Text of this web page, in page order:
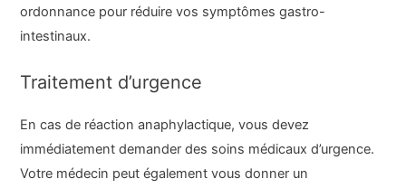
ordonnance pour réduire vos symptômes gastro-
intestinaux.
Traitement d’urgence
En cas de réaction anaphylactique, vous devez
immédiatement demander des soins médicaux d’urgence.
Votre médecin peut également vous donner un